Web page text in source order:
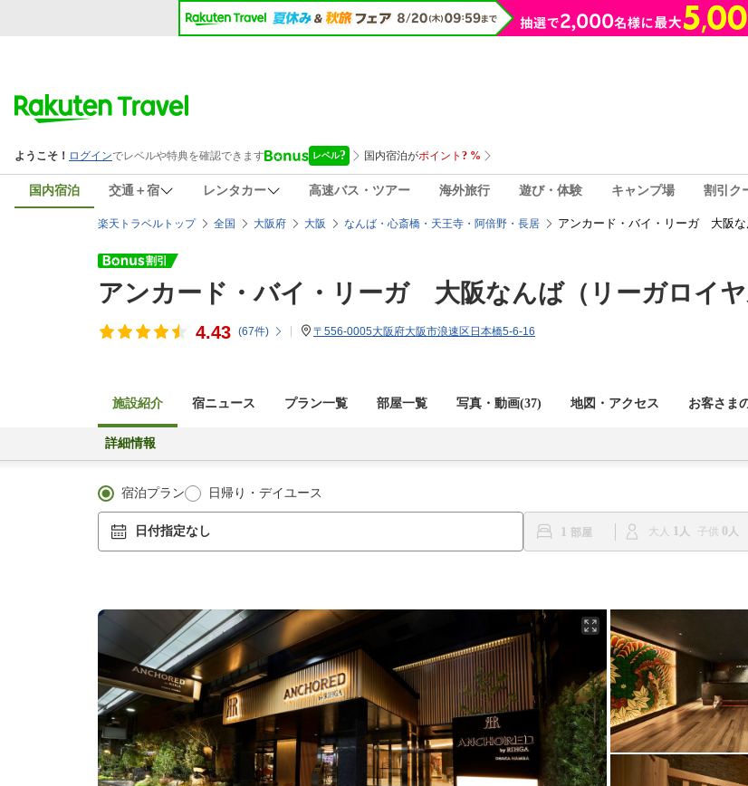
国内宿泊 交通＋宿 レンタカー 高速バス・ツアー 海外旅行 遊び・体験 キャンプ場 割引ク
楽天トラベルトップ 全国 大阪府 大阪 なんば・心斎橋・天王寺・阿倍野・長居 アンカード・バイ・リーガ 大阪
アンカード・バイ・リーガ 大阪なんば（リーガロイヤ
4.43 (67件) 〒556-0005大阪府大阪市浪速区日本橋5-6-16
施設紹介 宿ニュース プラン一覧 部屋一覧 写真・動画(37) 地図・アクセス お客さま
詳細情報
宿泊プラン 日帰り・デイユース
日付指定なし 1 大人 1 子供 0